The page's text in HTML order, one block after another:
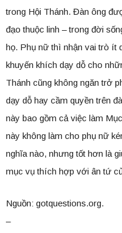
trong Hội Thánh. Đàn ông
đạo thuộc linh – trong đời
họ. Phụ nữ thì nhận vai trò ít
khuyến khích dạy dỗ cho
Thánh cũng không ngăn trở
dạy dỗ hay cầm quyền trên
này bao gồm cả việc làm
này không làm cho phụ nữ
nghĩa nào, nhưng tốt hơn là
mục vụ thích hợp với ân tứ
Nguồn: gotquestions.org.
–